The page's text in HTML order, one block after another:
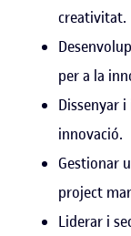
creativitat.
per a la
Dissenyar
innovació.
Gestionar
project
Liderar i